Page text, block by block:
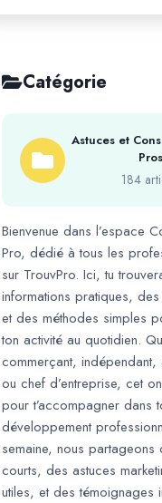
Catégorie
Astuces et
Pros
184
Bienvenue dans l’espace
Pro, dédié à tous les
sur TrouvPro. Ici, tu
informations pratiques,
et des méthodes simples
ton activité au quotidien.
commerçant,
ou chef d’entreprise, cet
pour t’accompagner dans
développement
semaine, nous partageons
courts, des astuces
utiles, et des témoignages